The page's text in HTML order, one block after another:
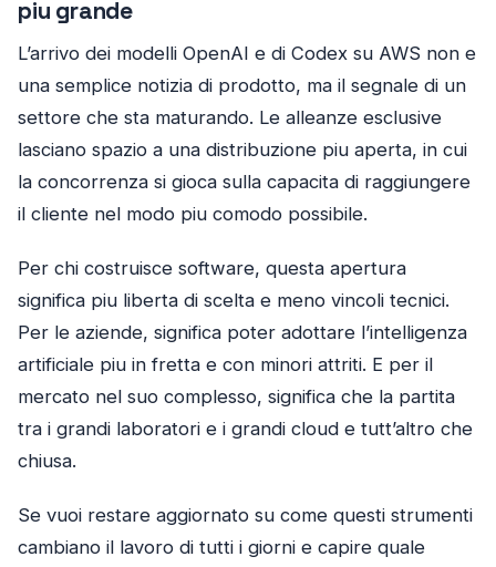
piu grande
L’arrivo dei modelli OpenAI e di Codex su AWS non e
una semplice notizia di prodotto, ma il segnale di un
settore che sta maturando. Le alleanze esclusive
lasciano spazio a una distribuzione piu aperta, in cui
la concorrenza si gioca sulla capacita di raggiungere
il cliente nel modo piu comodo possibile.
Per chi costruisce software, questa apertura
significa piu liberta di scelta e meno vincoli tecnici.
Per le aziende, significa poter adottare l’intelligenza
artificiale piu in fretta e con minori attriti. E per il
mercato nel suo complesso, significa che la partita
tra i grandi laboratori e i grandi cloud e tutt’altro che
chiusa.
Se vuoi restare aggiornato su come questi strumenti
cambiano il lavoro di tutti i giorni e capire quale